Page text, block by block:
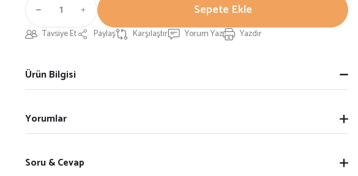
Sepete Ekle
Tavsiye Et Paylaş Karşılaştır Yorum Yaz Yazdır
Ürün Bilgisi
Yorumlar
Soru & Cevap